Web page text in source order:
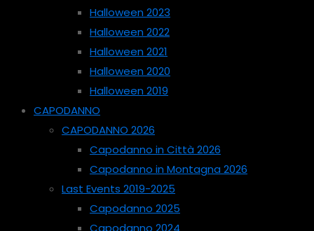
Halloween 2023
Halloween 2022
Halloween 2021
Halloween 2020
Halloween 2019
CAPODANNO
CAPODANNO 2026
Capodanno in Città 2026
Capodanno in Montagna 2026
Last Events 2019-2025
Capodanno 2025
Capodanno 2024